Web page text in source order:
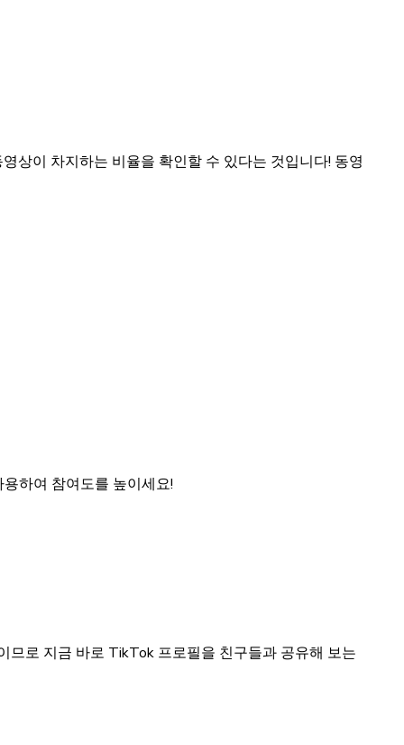
상이 차지하는 비율을 확인할 수 있다는 것입니다! 동영
하여 참여도를 높이세요!
므로 지금 바로 TikTok 프로필을 친구들과 공유해 보는